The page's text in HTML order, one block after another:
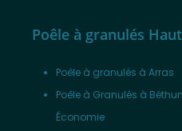
Poêle à granulés
Poêle à granulés à Arras
Poêle à Granulés à
Économie